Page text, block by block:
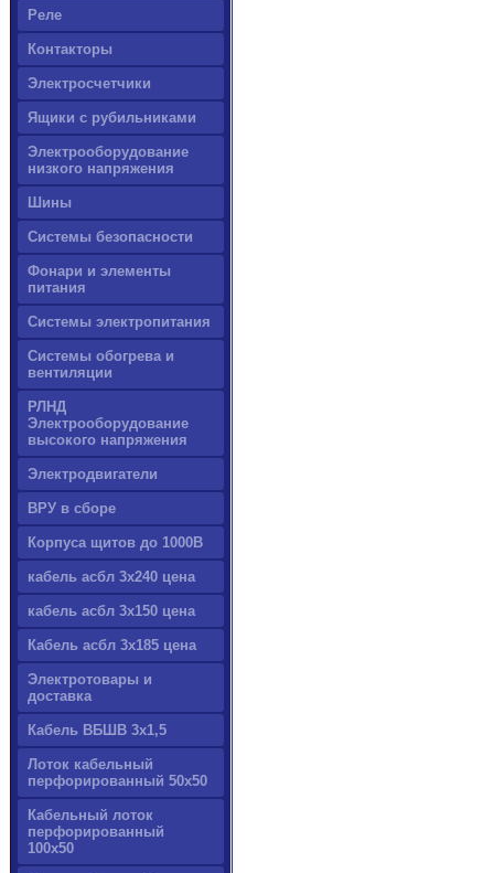
Реле
Контакторы
Электросчетчики
Ящики с рубильниками
Электрооборудование
низкого напряжения
Шины
Системы безопасности
Фонари и элементы
питания
Системы электропитания
Системы обогрева и
вентиляции
РЛНД
Электрооборудование
высокого напряжения
Электродвигатели
ВРУ в сборе
Корпуса щитов до 1000В
кабель асбл 3х240 цена
кабель асбл 3х150 цена
Кабель асбл 3х185 цена
Электротовары и
доставка
Кабель ВБШВ 3х1,5
Лоток кабельный
перфорированный 50х50
Кабельный лоток
перфорированный
100х50